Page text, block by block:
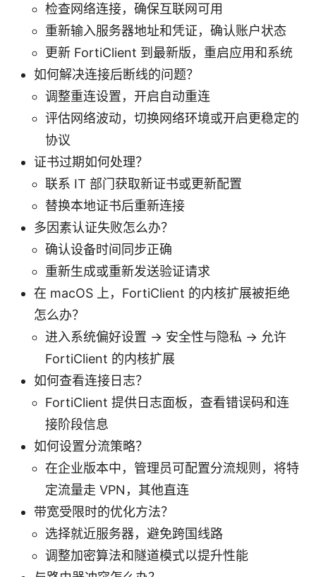
检查网络连接，确保互联网可用
重新输入服务器地址和凭证，确认账户状态
更新 FortiClient 到最新版，重启应用和系统
如何解决连接后断线的问题？
调整重连设置，开启自动重连
评估网络波动，切换网络环境或开启更稳定的
协议
证书过期如何处理？
联系 IT 部门获取新证书或更新配置
替换本地证书后重新连接
多因素认证失败怎么办？
确认设备时间同步正确
重新生成或重新发送验证请求
在 macOS 上，FortiClient 的内核扩展被拒绝
怎么办？
进入系统偏好设置 -> 安全性与隐私 -> 允许
FortiClient 的内核扩展
如何查看连接日志？
FortiClient 提供日志面板，查看错误码和连
接阶段信息
如何设置分流策略？
在企业版本中，管理员可配置分流规则，将特
定流量走 VPN，其他直连
带宽受限时的优化方法？
选择就近服务器，避免跨国线路
调整加密算法和隧道模式以提升性能